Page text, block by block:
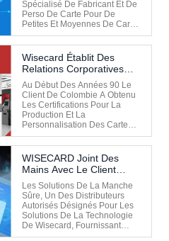
Spécialisé De Fabricant Et De
Perso De Carte Pour De
Petites Et Moyennes De Carte
Applications De Spécialiste.
Le Client BRITANNIQUE Est
L'un De Quelques Bureaux
Seulement De
Personnalisation Spécialisés
Dans La Personnalisation
Industrielle Des Cartes De ...
Wisecard Établit Des
Relations Corporatives
Avec Le Client De
Colombie
Au Début Des Années 90 Le
Client De Colombie A Obtenu
Les Certifications Pour La
Production Et La
Personnalisation Des Cartes
De Crédit Et De Débit Pour
MasterCard Et Du VISA
International. Leur
Engagement À La Qualité Et À
L'innovation Technologique
Les A Faites Investir Dans
L'équipement De ...
WISECARD Joint Des
Mains Avec Le Client
Malaisien Pour Conduire
Des Opérations Bancaires
Futées En Avant
Les Solutions De La Manche
Sûre, Un Des Distributeurs
Autorisés Désignés Pour Les
Solutions De La Technologie
De Wisecard, Fournissant
Principalement Les Solutions